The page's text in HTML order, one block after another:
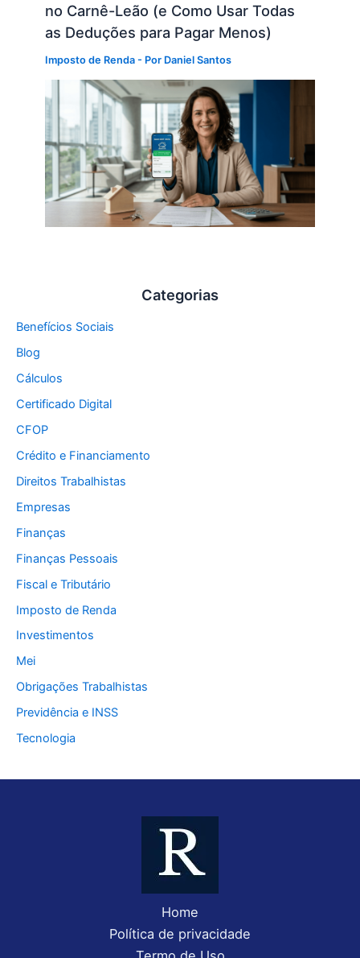
no Carnê-Leão (e Como Usar Todas
as Deduções para Pagar Menos)
Imposto de Renda - Por Daniel Santos
Categorias
Benefícios Sociais
Blog
Cálculos
Certificado Digital
CFOP
Crédito e Financiamento
Direitos Trabalhistas
Empresas
Finanças
Finanças Pessoais
Fiscal e Tributário
Imposto de Renda
Investimentos
Mei
Obrigações Trabalhistas
Previdência e INSS
Tecnologia
Home
Política de privacidade